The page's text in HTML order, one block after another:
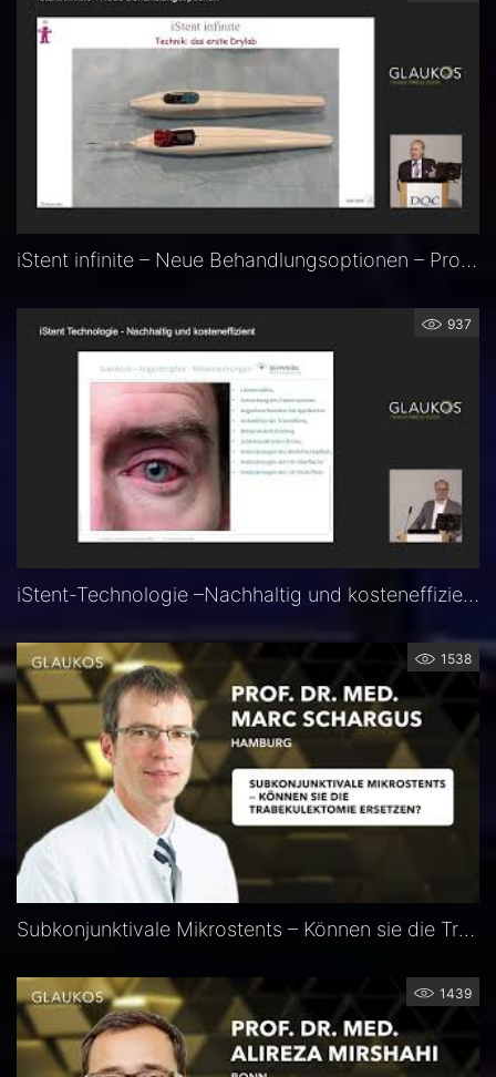
iStent infinite – Neue Behandlungsoptionen – Prof. Dr. Dr. h.c. Anselm Jünemann
937
iStent-Technologie –Nachhaltig und kosteneffizient – Dr. med. Andreas. K. Cordes
1538
Subkonjunktivale Mikrostents – Können sie die Trabekulektomie ersetzen? — Prof. Marc Schargus
1439